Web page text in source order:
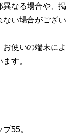
なる場合や、掲
ない場合がござい
使いの端末によ
す。
55。